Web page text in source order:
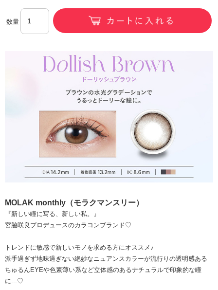
数量
MOLAK monthly（モラクマンスリー）
『新しい瞳に写る、新しい私。』
宮脇咲良プロデュースのカラコンブランド♡
トレンドに敏感で新しいモノを求める方にオススメ♪
派手過ぎず地味過ぎない絶妙なニュアンスカラーが流行りの透明感ある
ちゅるんEYEや色素薄い系など立体感のあるナチュラルで印象的な瞳
に...♡